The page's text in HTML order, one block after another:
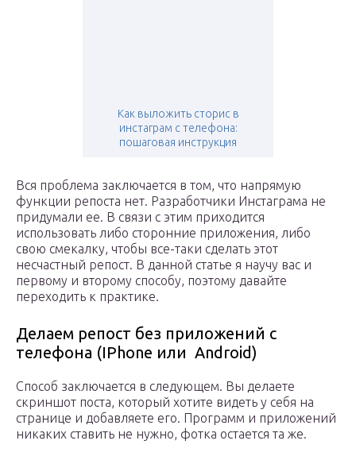
Как выложить сторис в
инстаграм с телефона:
пошаговая инструкция
Вся проблема заключается в том, что напрямую
функции репоста нет. Разработчики Инстаграма не
придумали ее. В связи с этим приходится
использовать либо сторонние приложения, либо
свою смекалку, чтобы все-таки сделать этот
несчастный репост. В данной статье я научу вас и
первому и второму способу, поэтому давайте
переходить к практике.
Делаем репост без приложений с
телефона (IPhone или Android)
Способ заключается в следующем. Вы делаете
скриншот поста, который хотите видеть у себя на
странице и добавляете его. Программ и приложений
никаких ставить не нужно, фотка остается та же.